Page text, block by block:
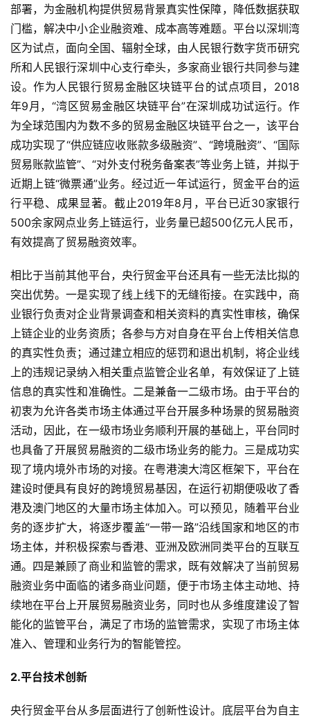
部署，为金融机构提供贸易背景真实性保障，降低数据获取
门槛，解决中小企业融资难、成本高等难题。平台以深圳湾
区为试点，面向全国、辐射全球，由人民银行数字货币研究
所和人民银行深圳中心支行牵头，多家商业银行共同参与建
设。作为人民银行贸易金融区块链平台的试点项目，2018
年9月，“湾区贸易金融区块链平台”在深圳成功试运行。作
为全球范围内为数不多的贸易金融区块链平台之一，该平台
成功实现了“供应链应收账款多级融资”、“跨境融资”、“国际
贸易账款监管”、“对外支付税务备案表”等业务上链，并拟于
近期上链“微票通”业务。经过近一年试运行，贸金平台的运
行平稳、成果显著。截止2019年8月，平台已近30家银行
500余家网点业务上链运行，业务量已超500亿元人民币，
有效提高了贸易融资效率。
相比于当前其他平台，央行贸金平台还具有一些无法比拟的
突出优势。一是实现了线上线下的无缝衔接。在实践中，商
业银行负责对企业背景调查和相关资料的真实性审核，确保
上链企业的业务资质；各参与方对自身在平台上传相关信息
的真实性负责；通过建立相应的惩罚和退出机制，将企业线
上的违规记录纳入相关重点监管企业名单，有效保证了上链
信息的真实性和准确性。二是兼备一二级市场。由于平台的
初衷为允许各类市场主体通过平台开展多种场景的贸易融资
活动，因此，在一级市场业务顺利开展的基础上，平台同时
也具备了开展贸易融资的二级市场业务的能力。三是成功实
现了境内境外市场的对接。在粤港澳大湾区框架下，平台在
建设时便具有良好的跨境贸易基因，在运行初期便吸收了香
港及澳门地区的大量市场主体加入。可以预见，随着平台业
务的逐步扩大，将逐步覆盖“一带一路”沿线国家和地区的市
场主体，并积极探索与香港、亚洲及欧洲同类平台的互联互
通。四是兼顾了商业和监管的需求，既有效解决了当前贸易
融资业务中面临的诸多商业问题，便于市场主体主动地、持
续地在平台上开展贸易融资业务，同时也从多维度建设了智
能化的监管平台，满足了市场的监管需求，实现了市场主体
准入、管理和业务行为的智能管控。
2.平台技术创新
央行贸金平台从多层面进行了创新性设计。底层平台为自主